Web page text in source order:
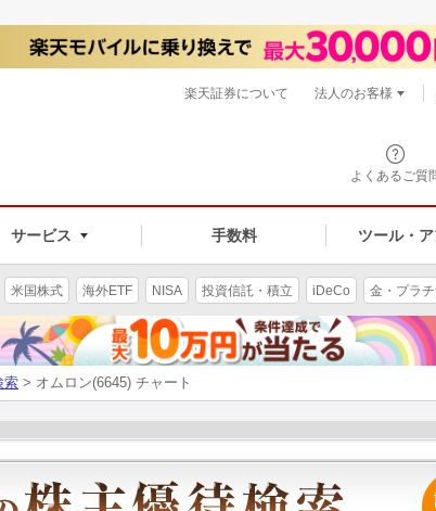
よくあるご質
サービス 手数料 ツール・ア
楽天証券について 法人のお客様
米国株式 海外ETF NISA 投資信託・積立 iDeCo 金・プラ
索 > オムロン(6645) チャート